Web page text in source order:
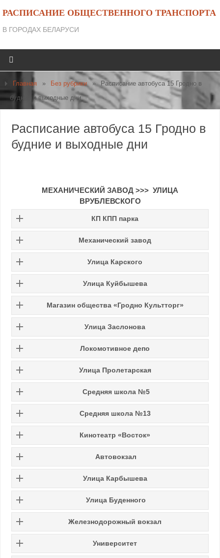
РАСПИСАНИЕ ОБЩЕСТВЕННОГО ТРАНСПОРТА
В ГОРОДАХ БЕЛАРУСИ
Главная » Без рубрики » Расписание автобуса 15 Гродно в
будние и выходные дни
Расписание автобуса 15 Гродно в
будние и выходные дни
МЕХАНИЧЕСКИЙ ЗАВОД >>> УЛИЦА
ВРУБЛЕВСКОГО
КП КПП парка
Механический завод
Улица Карского
Улица Куйбышева
Магазин общества «Гродно Культторг»
Улица Заслонова
Локомотивное депо
Улица Пролетарская
Средняя школа №5
Средняя школа №13
Кинотеатр «Восток»
Автовокзал
Улица Карбышева
Улица Буденного
Железнодорожный вокзал
Университет